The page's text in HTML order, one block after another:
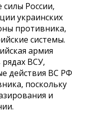
России,
украинских
противника,
системы.
армия
ВСУ,
действия ВС РФ
поскольку
и